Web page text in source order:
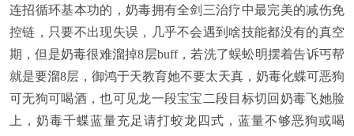
连招循环基本功的，奶毒拥有全剑三治疗中最完美的减伤免
控链，只要不出现失误，几乎不会遇到啥技能都没有的真空
期，但是奶毒很难溜掉8层buff，若洗了蜈蚣明摆着告诉丐帮
就是要溜8层，御鸿于天教育她不要太天真，奶毒化蝶可恶狗
可无狗可喝酒，也可见龙一段宝宝二段目标切回奶毒飞她脸
上，奶毒千蝶蓝量充足请打蛟龙四式，蓝量不够恶狗或喝